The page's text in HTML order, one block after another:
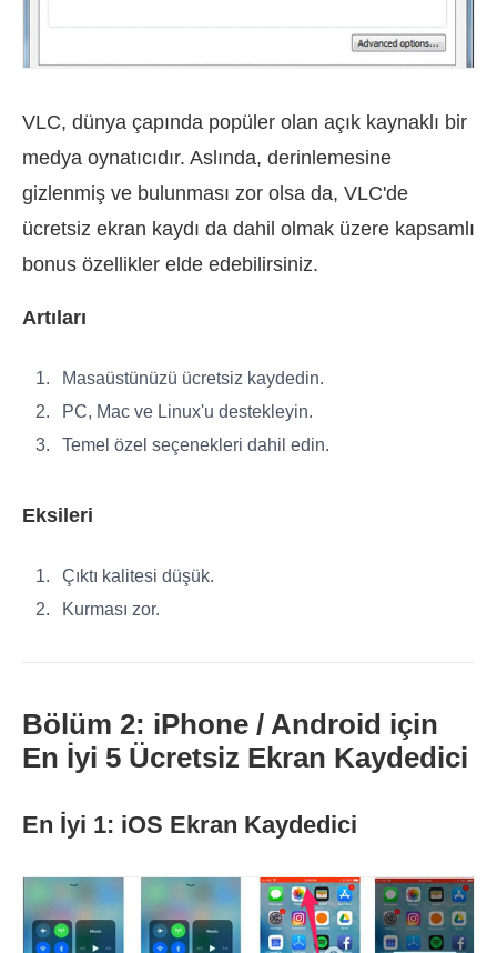
VLC, dünya çapında popüler olan açık kaynaklı bir
medya oynatıcıdır. Aslında, derinlemesine
gizlenmiş ve bulunması zor olsa da, VLC'de
ücretsiz ekran kaydı da dahil olmak üzere kapsamlı
bonus özellikler elde edebilirsiniz.
Artıları
Masaüstünüzü ücretsiz kaydedin.
PC, Mac ve Linux'u destekleyin.
Temel özel seçenekleri dahil edin.
Eksileri
Çıktı kalitesi düşük.
Kurması zor.
Bölüm 2: iPhone / Android için
En İyi 5 Ücretsiz Ekran Kaydedici
En İyi 1: iOS Ekran Kaydedici